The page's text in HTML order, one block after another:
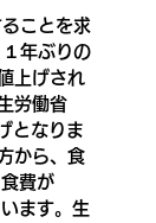
ことを求
年ぶりの
上げされ
労働省
となりま
から、食
費が
ます。生